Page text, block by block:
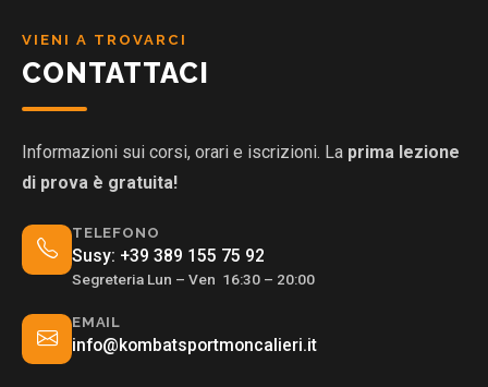
VIENI A TROVARCI
CONTATTACI
Informazioni sui corsi, orari e iscrizioni. La prima lezione
di prova è gratuita!
TELEFONO
Susy: +39 389 155 75 92
Segreteria Lun – Ven 16:30 – 20:00
EMAIL
info@kombatsportmoncalieri.it